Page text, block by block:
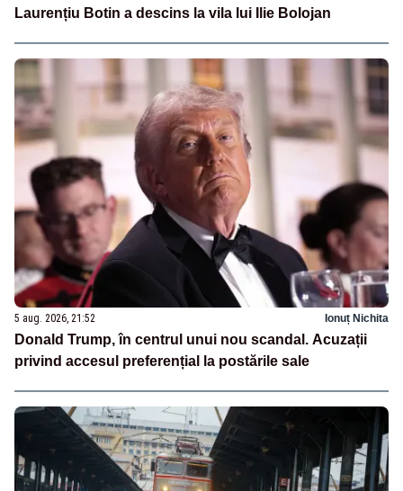
Laurențiu Botin a descins la vila lui Ilie Bolojan
5 aug. 2026, 21:52 Ionuț Nichita
Donald Trump, în centrul unui nou scandal. Acuzații
privind accesul preferențial la postările sale